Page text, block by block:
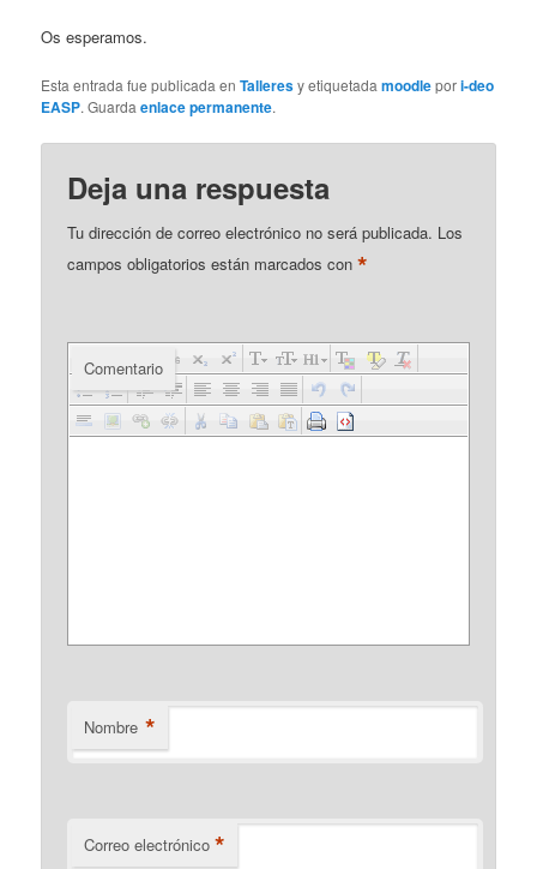
Os esperamos.
Esta entrada fue publicada enTalleresy etiquetadamoodlepori-deo
EASP. Guardaenlace permanente.
Deja una respuesta
Tu dirección de correo electrónico no será publicada. Los
campos obligatorios están marcados con*
Comentario
Nombre *
Correo electrónico *